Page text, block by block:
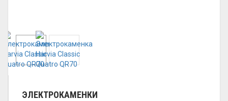
ЭЛЕКТРОКАМЕНКИ